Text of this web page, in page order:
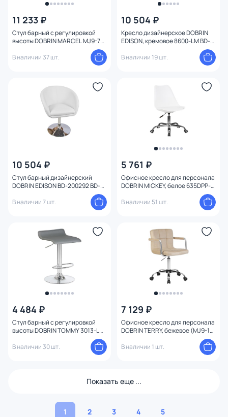
11 233 ₽
Стул барный с регулировкой
высоты DOBRIN MARCEL MJ9-75
В наличии 37 шт.
10 504 ₽
Кресло дизайнерское DOBRIN
EDISON, кремовое 8600-LM BD-
В наличии 19 шт.
10 504 ₽
Стул барный дизайнерский
DOBRIN EDISON BD-200292 BD-
В наличии 7 шт.
5 761 ₽
Офисное кресло для персонала
DOBRIN MICKEY, белое 635DPP-
В наличии 51 шт.
4 484 ₽
Стул барный с регулировкой
высоты DOBRIN TOMMY 3013-LM
В наличии 30 шт.
7 129 ₽
Офисное кресло для персонала
DOBRIN TERRY, бежевое (MJ9-10)
В наличии 1 шт.
Показать еще ...
1 2 3 4 5